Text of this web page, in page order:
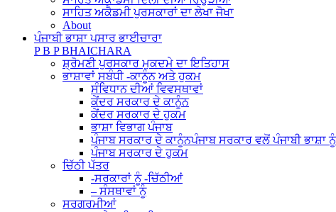
ਸਾਹਿਤ ਅਕੈਡਮੀ ਪੁਰਸਕਾਰਾਂ ਦਾ ਲੇਖਾ ਜੋਖਾ
About
ਪੰਜਾਬੀ ਭਾਸ਼ਾ ਪਸਾਰ ਭਾਈਚਾਰਾ
P B P BHAICHARA
ਸ਼੍ਰੋਮਣੀ ਪੁਰਸਕਾਰ ਮੁਕਦਮੇ ਦਾ ਇਤਿਹਾਸ
ਭਾਸ਼ਾਵਾਂ ਸਬੰਧੀ -ਕਾਨੂੰਨ ਅਤੇ ਹੁਕਮ
ਸੰਵਿਧਾਨ ਦੀਆਂ ਵਿਵਸਥਾਵਾਂ
ਕੇਂਦਰ ਸਰਕਾਰ ਦੇ ਕਾਨੂੰਨ
ਕੇਂਦਰ ਸਰਕਾਰ ਦੇ ਹੁਕਮ
ਭਾਸ਼ਾ ਵਿਭਾਗ ਪੰਜਾਬ
ਪੰਜਾਬ ਸਰਕਾਰ ਦੇ ਕਾਨੂੰਨਪੰਜਾਬ ਸਰਕਾਰ ਵਲੋਂ ਪੰਜਾਬੀ
ਪੰਜਾਬ ਸਰਕਾਰ ਦੇ ਹੁਕਮ
ਚਿੱਠੀ ਪੱਤਰ
-ਸਰਕਾਰਾਂ ਨੂੰ -ਚਿੱਠੀਆਂ
– ਸੰਸਥਾਵਾਂ ਨੂੰ
ਸਰਗਰਮੀਆਂ